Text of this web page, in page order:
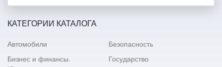
КАТЕГОРИИ КАТАЛОГА
Автомобили
Безопасность
Бизнес и финансы.
Государство